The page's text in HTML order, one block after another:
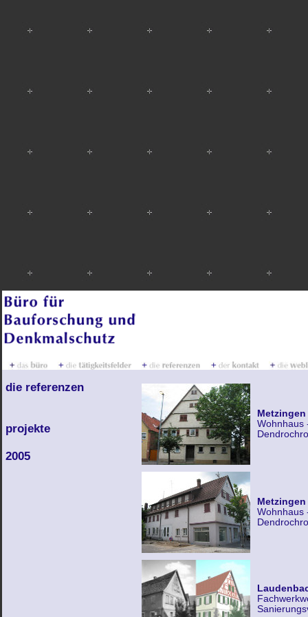
die referenzen
projekte
2005
Metzingen
Wohnhaus
Metzingen
Wohnhaus